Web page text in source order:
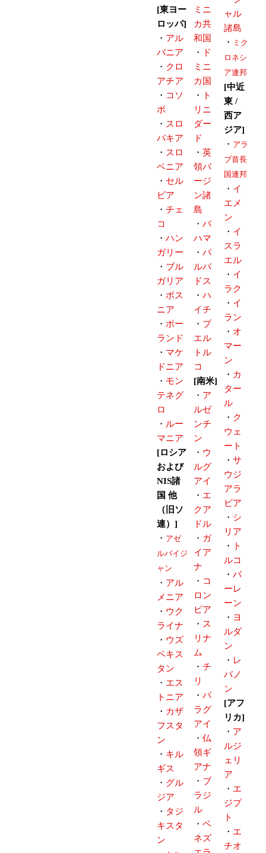
[東ヨー
ロッパ]
・ アル
バニア
・ クロ
アチア
・ コソ
ボ
・ スロ
バキア
・ スロ
ベニア
・ セル
ビア
・ チェ
コ
・ ハン
ガリー
・ ブル
ガリア
・ ボス
ニア
・ ポー
ランド
・ マケ
ドニア
・ モン
テネグ
ロ
・ ルー
マニア
[ロシア
および
NIS諸
国 他
（旧ソ
連）]
・ アゼ
ルバイジ
ャン
・ アル
メニア
・ ウク
ライナ
・ ウズ
ベキス
タン
・ エス
トニア
・ カザ
フスタ
ン
・ キル
ギス
・ グル
ジア
・ タジ
キスタ
ン
ミニ
カ共
和国
・
ド
ミニ
カ国
・
ト
リニ
ダー
ド
・ 英
領バ
ージ
ン諸
島
・ バ
ハマ
・ バ
ルバ
ドス
・ ハ
イチ
・ プ
エル
トル
コ
[南米]
・ ア
ルゼ
ンチ
ン
・ ウ
ルグ
アイ
・ エ
クア
ドル
・ ガ
イア
ナ
・ コ
ロン
ビア
・ ス
リナ
ム
・ チ
リ
・ パ
ラグ
アイ
・ 仏
領ギ
アナ
・ ブ
ラジ
ル
・ ベ
ネズ
ャル
諸島
・ ミク
ロネシ
ア連邦
[中近
東 /
西ア
ジア]
・ アラ
ブ首長
国連邦
・ イ
エメ
ン
・ イ
スラ
エル
・ イ
ラク
・ イ
ラン
・ オ
マー
ン
・ カ
ター
ル
・ ク
ウェ
ート
・ サ
ウジ
アラ
ビア
・ シ
リア
・
ト
ルコ
・ バ
ーレ
ーン
・ ヨ
ルダ
ン
・ レ
バノ
ン
[アフ
リカ]
・ ア
ルジ
ェリ
ア
・ エ
ジプ
ト
・ エ
チオ